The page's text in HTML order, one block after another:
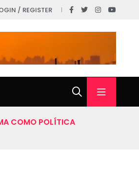
/ REGISTER
COMO POLÍTICA